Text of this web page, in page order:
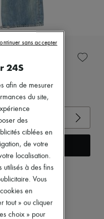
panier
CHF d'achats
24S
afin de mesurer
du site,
des
ciblées en
de votre
localisation.
utilisés à des fins
Vous
en
tout » ou cliquer
choix » pour
sans accepter